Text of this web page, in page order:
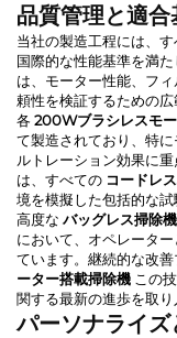
品質管理と適合
当社の製造工程には、
国際的な性能基準を満
は、モーター性能、フ
頼性を検証するための広
各200Wブラシレスモ
て製造されており、特
ルトレーション効果に
は、すべての コードレ
境を模擬した包括的な試
高度な バッグレス掃除機
において、オペレータ
ています。継続的な改
ーター搭載掃除機 この
関する最新の進歩を取り
パーソナライ